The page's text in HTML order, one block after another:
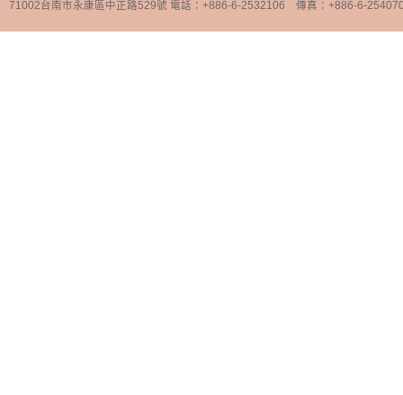
71002台南市永康區中正路529號 電話：+886-6-2532106 傳真：+886-6-